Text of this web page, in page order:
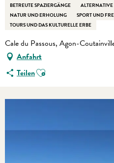
BETREUTE SPAZIERGÄNGE
ALTERNATIVE
NATUR UND ERHOLUNG
SPORT UND
TOURS UND DAS KULTURELLE ERBE
Cale du Passous, Agon-
Anfahrt
TeilenAjouter aux favoris